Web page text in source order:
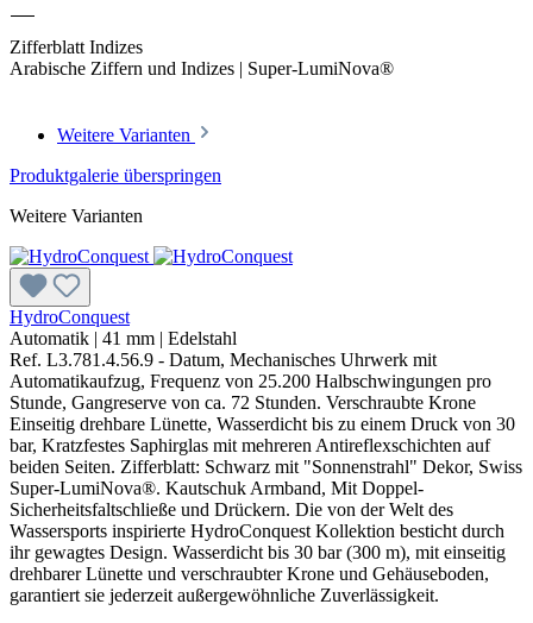
Zifferblatt Indizes
Arabische Ziffern und Indizes | Super-LumiNova®
Weitere Varianten
Produktgalerie überspringen
Weitere Varianten
HydroConquest
Automatik | 41 mm | Edelstahl
Ref. L3.781.4.56.9 - Datum, Mechanisches Uhrwerk mit
Automatikaufzug, Frequenz von 25.200 Halbschwingungen pro
Stunde, Gangreserve von ca. 72 Stunden. Verschraubte Krone
Einseitig drehbare Lünette, Wasserdicht bis zu einem Druck von 30
bar, Kratzfestes Saphirglas mit mehreren Antireflexschichten auf
beiden Seiten. Zifferblatt: Schwarz mit "Sonnenstrahl" Dekor, Swiss
Super-LumiNova®. Kautschuk Armband, Mit Doppel-
Sicherheitsfaltschließe und Drückern. Die von der Welt des
Wassersports inspirierte HydroConquest Kollektion besticht durch
ihr gewagtes Design. Wasserdicht bis 30 bar (300 m), mit einseitig
drehbarer Lünette und verschraubter Krone und Gehäuseboden,
garantiert sie jederzeit außergewöhnliche Zuverlässigkeit.